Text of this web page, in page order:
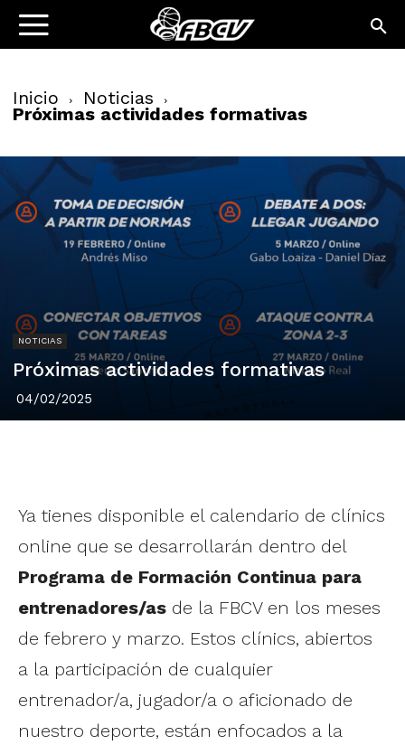
Inicio Noticias
Próximas actividades formativas
NOTICIAS
Próximas actividades formativas
04/02/2025
Ya tienes disponible el calendario de clínics
online que se desarrollarán dentro del
Programa de Formación Continua para
entrenadores/as de la FBCV en los meses
de febrero y marzo. Estos clínics, abiertos
a la participación de cualquier
entrenador/a, jugador/a o aficionado de
nuestro deporte, están enfocados a la